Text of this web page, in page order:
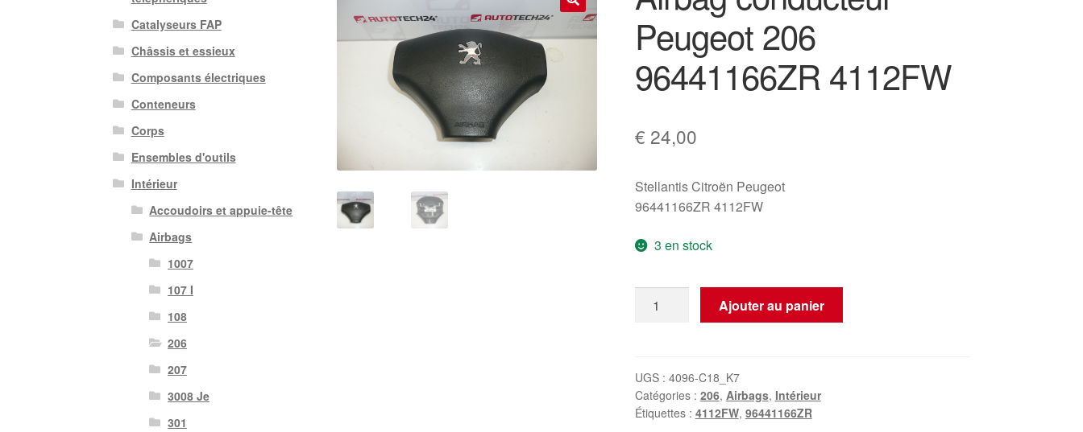
Peugeot 206
96441166ZR 4112FW
€ 24,00
Stellantis Citroën Peugeot
96441166ZR 4112FW
3 en stock
Peugeot
206
96441166ZR
Ajouter au panier
UGS : 4096-C18_K7
Catégories : 206, Airbags, Intérieur
Étiquettes : 4112FW, 96441166ZR
Catalyseurs FAP
Châssis et essieux
Composants électriques
Conteneurs
Corps
Ensembles d'outils
Intérieur
Accoudoirs et appuie-tête
Airbags
1007
107 I
108
206
207
3008 Je
301